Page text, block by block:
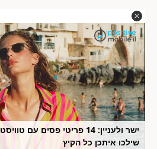
ישר ולעניין: 14 פריטי פסים עם טוויסט
שילכו איתכן כל הקיץ